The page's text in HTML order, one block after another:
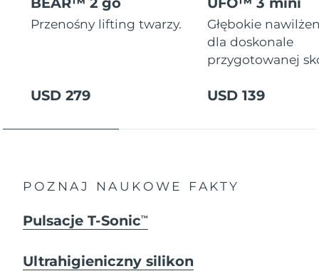
Przenośny lifting twarzy.
USD 279
Głębokie
dla doskonale
przygotowanej
USD 139
POZNAJ NAUKOWE FAKTY
Pulsacje T-SonicTM
Ultrahigieniczny silikon